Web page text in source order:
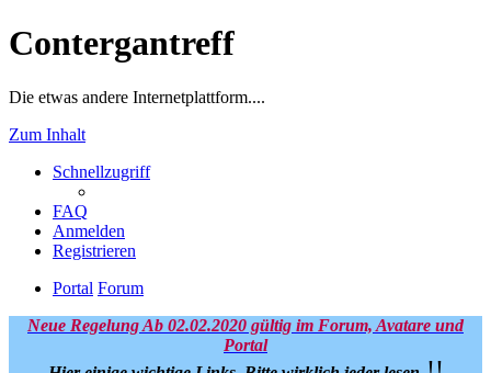
Contergantreff
Die etwas andere Internetplattform....
Zum Inhalt
Schnellzugriff
FAQ
Anmelden
Registrieren
Portal Forum
Neue Regelung Ab 02.02.2020 gültig im Forum, Avatare und
Portal